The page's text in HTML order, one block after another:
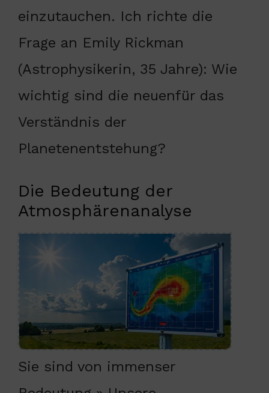
einzutauchen. Ich richte die
Frage an Emily Rickman
(Astrophysikerin, 35 Jahre): Wie
wichtig sind die neuenfür das
Verständnis der
Planetenentstehung?
Die Bedeutung der
Atmosphärenanalyse
Sie sind von immenser